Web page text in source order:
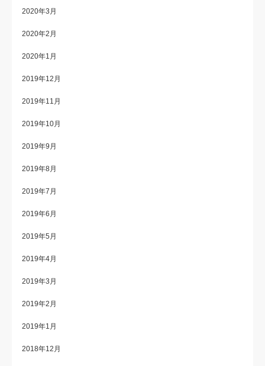
2020年3月
2020年2月
2020年1月
2019年12月
2019年11月
2019年10月
2019年9月
2019年8月
2019年7月
2019年6月
2019年5月
2019年4月
2019年3月
2019年2月
2019年1月
2018年12月